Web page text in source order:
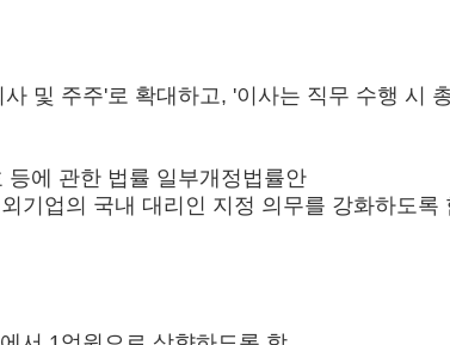
및 주주'로 확대하고, '이사는 직무 수행 시
에 관한 법률 일부개정법률안
기업의 국내 대리인 지정 의무를 강화하도록